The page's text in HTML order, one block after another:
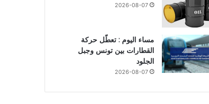
2026-08-07
مساء اليوم : تعطّل حركة
القطارات بين تونس وجبل
الجلود
2026-08-07